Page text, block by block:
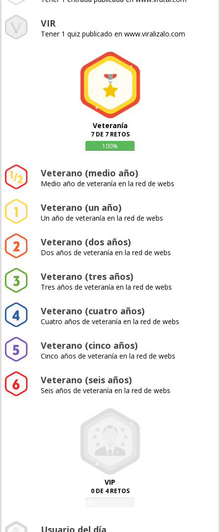
VIR
Tener 1 quiz publicado en www.viralizalo.com
Veteranía
7 DE 7 RETOS
100%
Veterano (medio año)
Medio año de veteranía en la red de webs
Veterano (un año)
Un año de veteranía en la red de webs
Veterano (dos años)
Dos años de veteranía en la red de webs
Veterano (tres años)
Tres años de veteranía en la red de webs
Veterano (cuatro años)
Cuatro años de veteranía en la red de webs
Veterano (cinco años)
Cinco años de veteranía en la red de webs
Veterano (seis años)
Seis años de veteranía en la red de webs
VIP
0 DE 4 RETOS
Usuario del día